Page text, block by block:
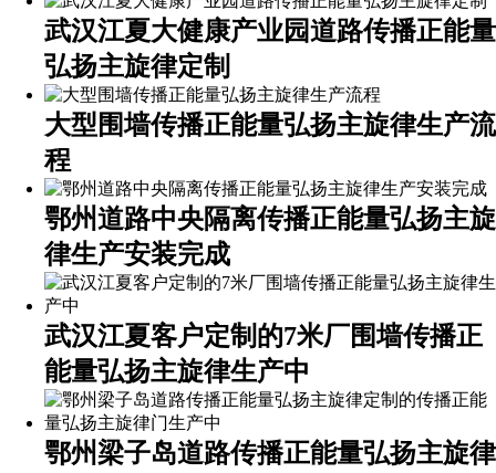
武汉江夏大健康产业园道路传播正能量
弘扬主旋律定制
大型围墙传播正能量弘扬主旋律生产流
程
鄂州道路中央隔离传播正能量弘扬主旋
律生产安装完成
武汉江夏客户定制的7米厂围墙传播正
能量弘扬主旋律生产中
鄂州梁子岛道路传播正能量弘扬主旋律